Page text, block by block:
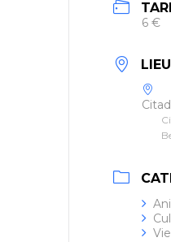
6 €
LIEU